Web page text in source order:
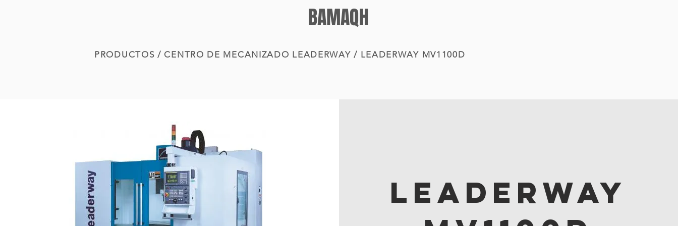
BAMAQH
PRODUCTOS / CENTRO DE MECANIZADO LEADERWAY / LEADERWAY MV1100D
LEADERWAY